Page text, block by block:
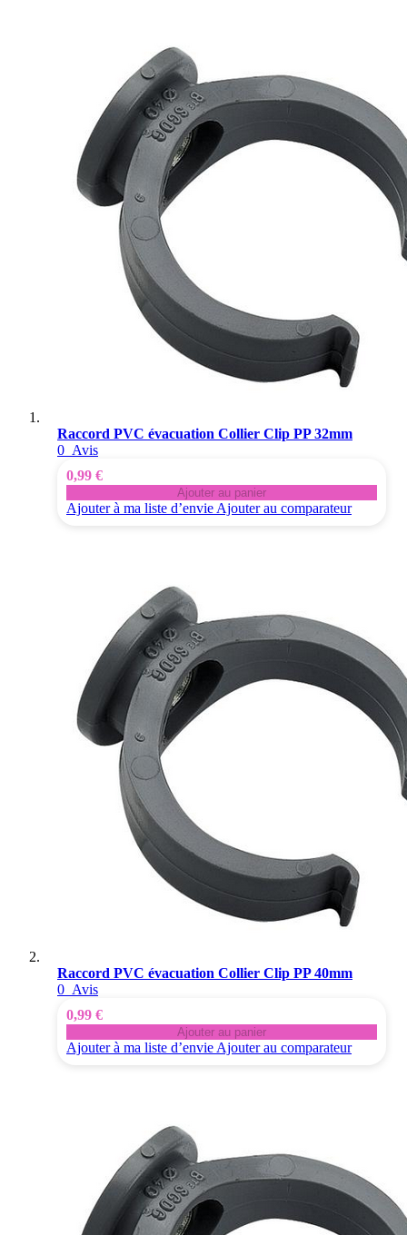
Raccord PVC évacuation Collier Clip PP 32mm
0 Avis
0,99 €
Ajouter au panier
Ajouter à ma liste d’envie Ajouter au comparateur
Raccord PVC évacuation Collier Clip PP 40mm
0 Avis
0,99 €
Ajouter au panier
Ajouter à ma liste d’envie Ajouter au comparateur